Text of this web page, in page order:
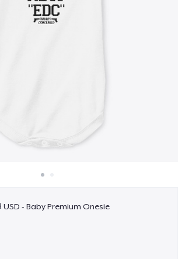
USD - Baby Premium Onesie